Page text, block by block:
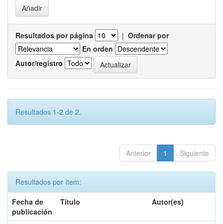
Resultados por página | Ordenar por
En orden
Autor/registro
Resultados 1-2 de 2.
Anterior 1 Siguiente
Resultados por ítem:
Fecha de
publicación
Título Autor(es)